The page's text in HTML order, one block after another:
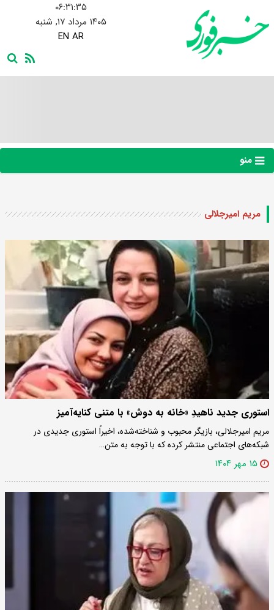
۰۶:۳۱:۳۶
۱۴۰۵ مرداد ۱۷, شنبه
EN AR
منو
مریم امیرجلالی
استوری جدید ناهیدِ «خانه به دوش» با متنی کنایه‌آمیز
مریم امیرجلالی، بازیگر محبوب و شناخته‌شده، اخیراً استوری جدیدی در
شبکه‌های اجتماعی منتشر کرده که با توجه به متن…
۱۵ مهر ۱۴۰۴